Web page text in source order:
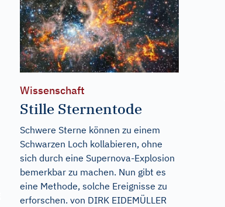
Wissenschaft
Stille Sternentode
Schwere Sterne können zu einem
Schwarzen Loch kollabieren, ohne
sich durch eine Supernova-Explosion
bemerkbar zu machen. Nun gibt es
eine Methode, solche Ereignisse zu
erforschen. von DIRK EIDEMÜLLER